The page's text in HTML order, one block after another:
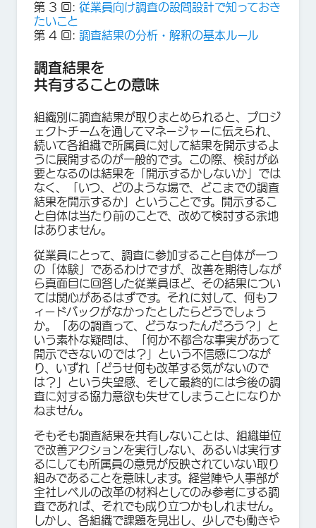
第 3 回: 従業員向け調査の設問設計で知っておき
たいこと
第 4 回: 調査結果の分析・解釈の基本ルール
調査結果を
共有することの意味
組織別に調査結果が取りまとめられると、プロジ
ェクトチームを通してマネージャーに伝えられ、
続いて各組織で所属員に対して結果を開示するよ
うに展開するのが一般的です。この際、検討が必
要となるのは結果を「開示するかしないか」では
なく、「いつ、どのような場で、どこまでの調査
結果を開示するか」ということです。開示するこ
と自体は当たり前のことで、改めて検討する余地
はありません。
従業員にとって、調査に参加すること自体が一つ
の「体験」であるわけですが、改善を期待しなが
ら真面目に回答した従業員ほど、その結果につい
ては関心があるはずです。それに対して、何もフ
ィードバックがなかったとしたらどうでしょう
か。「あの調査って、どうなったんだろう？」と
いう素朴な疑問は、「何か不都合な事実があって
開示できないのでは？」という不信感につなが
り、いずれ「どうせ何も改革する気がないので
は？」という失望感、そして最終的には今後の調
査に対する協力意欲も失せてしまうことになりか
ねません。
そもそも調査結果を共有しないことは、組織単位
で改善アクションを実行しない、あるいは実行す
るにしても所属員の意見が反映されていない取り
組みであることを意味します。経営陣や人事部が
全社レベルの改革の材料としてのみ参考にする調
査であれば、それでも成り立つかもしれません。
しかし、各組織で課題を見出し、少しでも働きや